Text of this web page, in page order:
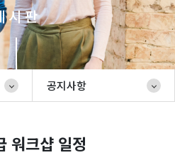
시판
공지사항
워크샵 일정